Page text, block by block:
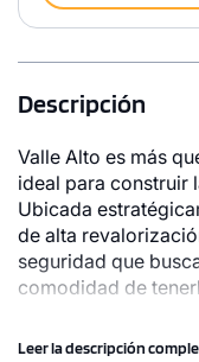
Descripción
Valle Alto es más
ideal para construir
Ubicada
de alta
seguridad que
comodidad de
universidades y
Leer la descripción